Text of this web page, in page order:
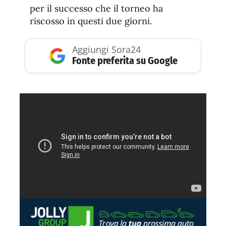
per il successo che il torneo ha
riscosso in questi due giorni.
Aggiungi Sora24
Fonte preferita su Google